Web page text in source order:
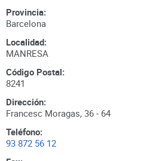
Provincia:
Barcelona
Localidad:
MANRESA
Código Postal:
8241
Dirección:
Francesc Moragas, 36 - 64
Teléfono:
93 872 56 12